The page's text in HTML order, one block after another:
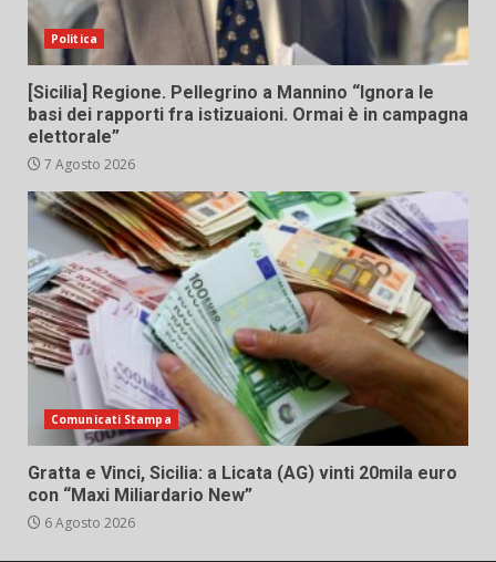
Politica
[Sicilia] Regione. Pellegrino a Mannino “Ignora le
basi dei rapporti fra istizuaioni. Ormai è in campagna
elettorale”
7 Agosto 2026
Comunicati Stampa
Gratta e Vinci, Sicilia: a Licata (AG) vinti 20mila euro
con “Maxi Miliardario New”
6 Agosto 2026